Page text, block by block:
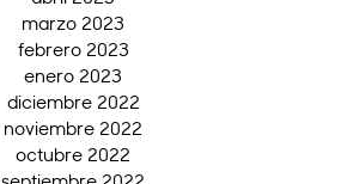
marzo 2023
febrero 2023
enero 2023
diciembre 2022
noviembre 2022
octubre 2022